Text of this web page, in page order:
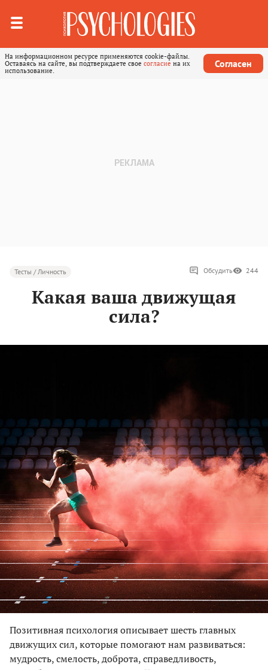
На информационном ресурсе применяются cookie-файлы.
Оставаясь на сайте, вы подтверждаете свое согласие на их
использование.
Согласен
Тесты / Личность Обсудить 244
Какая ваша движущая
сила?
Позитивная психология описывает шесть главных
движущих сил, которые помогают нам развиваться:
мудрость, смелость, доброта, справедливость,